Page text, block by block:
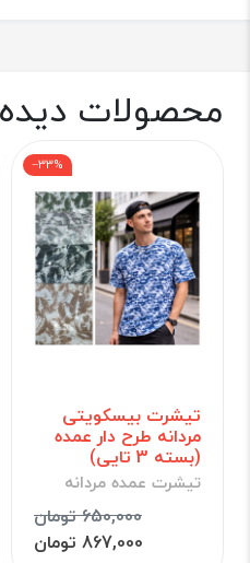
محصولات
تیشرت بیسکویتی
مردانه طرح دار عمده
(بسته 3 تایی)
تیشرت عمده مردانه
650,000 تومان
‎−33%
867,000 تومان